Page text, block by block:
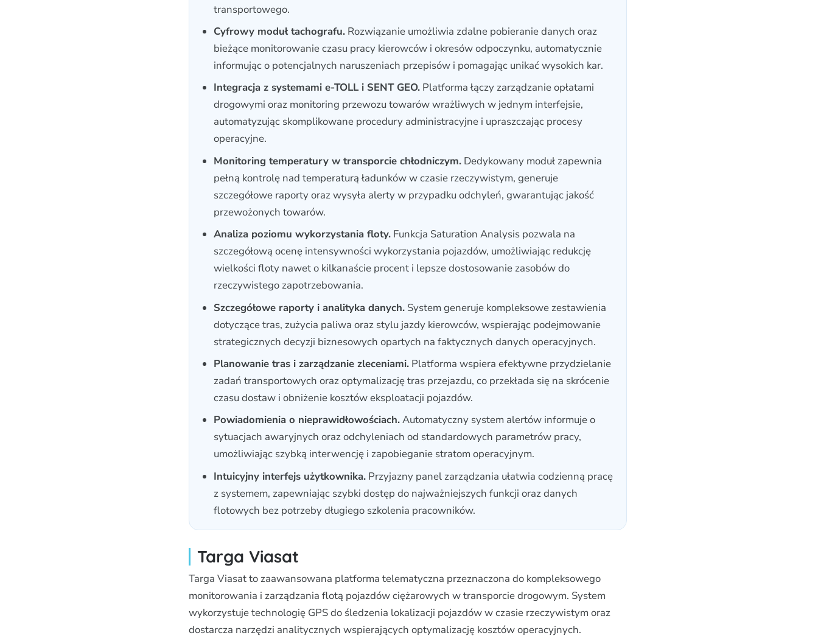
transportowego.
Cyfrowy moduł tachografu. Rozwiązanie umożliwia zdalne pobieranie danych oraz
bieżące monitorowanie czasu pracy kierowców i okresów odpoczynku, automatycznie
informując o potencjalnych naruszeniach przepisów i pomagając unikać wysokich kar.
Integracja z systemami e-TOLL i SENT GEO. Platforma łączy zarządzanie opłatami
drogowymi oraz monitoring przewozu towarów wrażliwych w jednym interfejsie,
automatyzując skomplikowane procedury administracyjne i upraszczając procesy
operacyjne.
Monitoring temperatury w transporcie chłodniczym. Dedykowany moduł zapewnia
pełną kontrolę nad temperaturą ładunków w czasie rzeczywistym, generuje
szczegółowe raporty oraz wysyła alerty w przypadku odchyleń, gwarantując jakość
przewożonych towarów.
Analiza poziomu wykorzystania floty. Funkcja Saturation Analysis pozwala na
szczegółową ocenę intensywności wykorzystania pojazdów, umożliwiając redukcję
wielkości floty nawet o kilkanaście procent i lepsze dostosowanie zasobów do
rzeczywistego zapotrzebowania.
Szczegółowe raporty i analityka danych. System generuje kompleksowe zestawienia
dotyczące tras, zużycia paliwa oraz stylu jazdy kierowców, wspierając podejmowanie
strategicznych decyzji biznesowych opartych na faktycznych danych operacyjnych.
Planowanie tras i zarządzanie zleceniami. Platforma wspiera efektywne przydzielanie
zadań transportowych oraz optymalizację tras przejazdu, co przekłada się na skrócenie
czasu dostaw i obniżenie kosztów eksploatacji pojazdów.
Powiadomienia o nieprawidłowościach.Automatyczny system alertów informuje o
sytuacjach awaryjnych oraz odchyleniach od standardowych parametrów pracy,
umożliwiając szybką interwencję i zapobieganie stratom operacyjnym.
Intuicyjny interfejs użytkownika. Przyjazny panel zarządzania ułatwia codzienną pracę
z systemem, zapewniając szybki dostęp do najważniejszych funkcji oraz danych
flotowych bez potrzeby długiego szkolenia pracowników.
Targa Viasat
Targa Viasat to zaawansowana platforma telematyczna przeznaczona do kompleksowego
monitorowania i zarządzania flotą pojazdów ciężarowych w transporcie drogowym. System
wykorzystuje technologię GPS do śledzenia lokalizacji pojazdów w czasie rzeczywistym oraz
dostarcza narzędzi analitycznych wspierających optymalizację kosztów operacyjnych.